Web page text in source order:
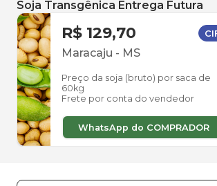
Soja Transgênica Entrega Futura
R$ 129,70
Maracaju - MS
Preço da soja (bruto) por saca de
60kg
Frete por conta do vendedor
WhatsApp do COMPRADOR